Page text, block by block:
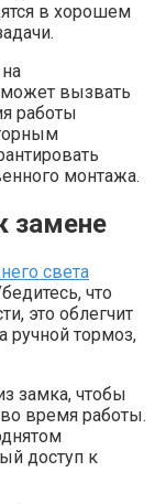
в хорошем
может вызвать
работы
монтажа.
замене
света
что
это облегчит
ручной тормоз,
замка, чтобы
время работы.
доступ к